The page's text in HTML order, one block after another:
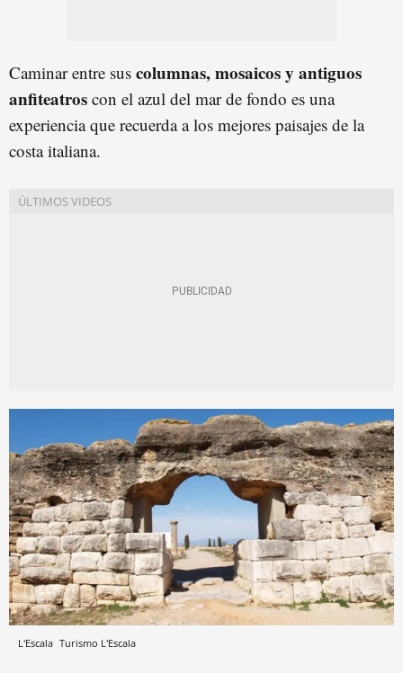
Caminar entre sus columnas, mosaicos y antiguos
anfiteatros con el azul del mar de fondo es una
experiencia que recuerda a los mejores paisajes de la
costa italiana.
L'Escala Turismo L'Escala